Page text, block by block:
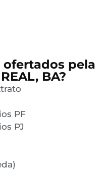
ofertados pela
BA?
PF
PJ